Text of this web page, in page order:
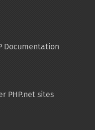
Documentation
PHP.net sites